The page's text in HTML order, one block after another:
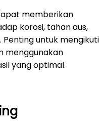
memberikan
korosi, tahan aus,
untuk mengikuti
menggunakan
yang optimal.